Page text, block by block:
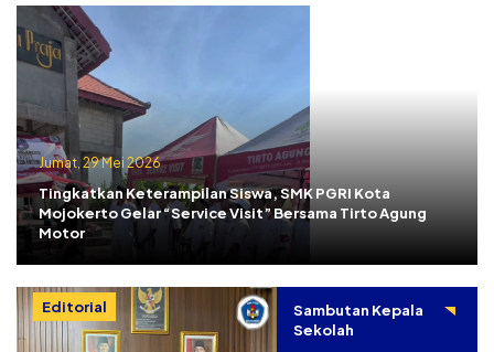
Jumat, 29 Mei 2026
Tingkatkan Keterampilan Siswa, SMK PGRI Kota
Mojokerto Gelar “Service Visit” Bersama Tirto Agung
Motor
Editorial
Sambutan Kepala
Sekolah